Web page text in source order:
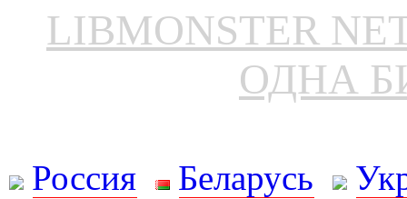
LIBMONSTER
ОДНА
Россия Беларусь